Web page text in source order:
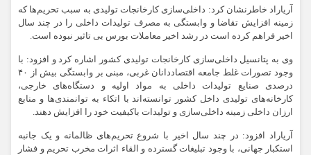
آریاراد خاطرنشان کرد: داخلی‌سازی کارخانجات تولیدی به سبب تحریم‌ها که
زمینه افزایش تقاضا و وابستگی به مصرف تولیدات داخلی را در چند سال
اخیر فراهم کرده است در رشد اخیر معاملات بورس بی تاثیر نبوده است.
وی به پتانسیل داخلی‌سازی کارخانجات تولیدی کشور اشاره کرد و افزود: با
وجود تصورات غلط جامعه اقتصاددانان غربی، مبنی بر وابستگی بیش از ۴۰
درصدی صنایع تولیدات داخلی به مواد اولیه و دستگاه‌های خارجی،
کارخانه‌های تولیدی داخل کشور توانسته‌اند با اتکاء به توانمندی‌ها و منابع
ارزان داخلی زمینه داخلی‌سازی و تولیدات باکیفیت خود را افزایش دهند.
آریاراد افزود: در چند سال اخیر با شروع تحریم‌های ظالمانه و یک جانبه
استکبار جهانی، با وجود تبلیغات گسترده و القاء اثرات مخرب تحریم و فشار